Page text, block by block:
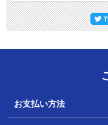
お支払い方法